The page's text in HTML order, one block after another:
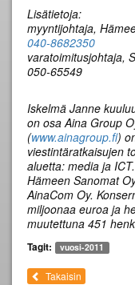
Lisätietoja:
myyntijohtaja,
040-8682350
varatoimitusjohtaja,
050-65549
Iskelmä Janne
on osa Aina Group
(www.ainagroup.fi)
viestintäratkaisujen
aluetta: media ja
Hämeen Sanomat
AinaCom Oy.
miljoonaa euroa ja
muutettuna 451
Tagit: vuosi-2011
Takaisin